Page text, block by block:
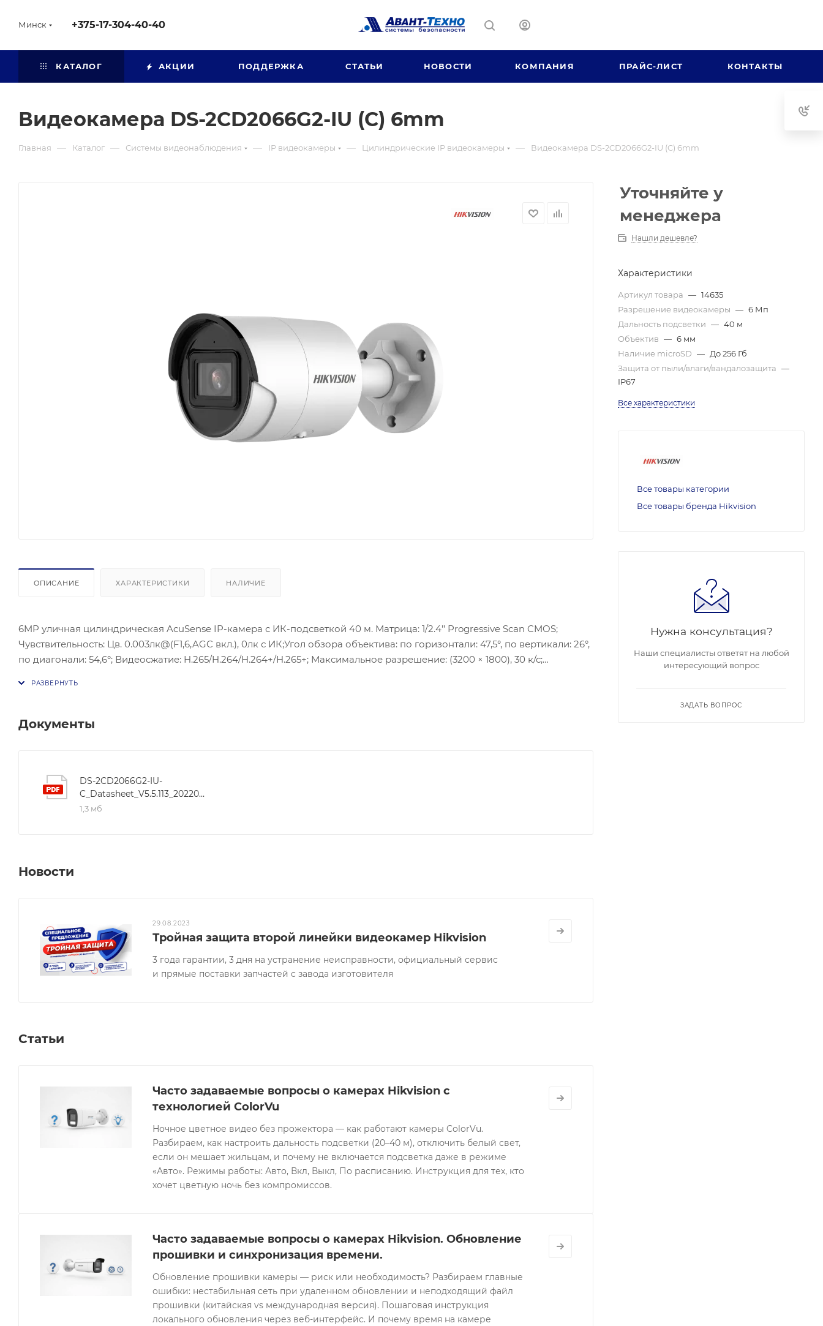
Минск +375-17-304-40-40
КАТАЛОГ АКЦИИ ПОДДЕРЖКА СТАТЬИ НОВОСТИ КОМПАНИЯ ПРАЙС-ЛИСТ КОНТАКТЫ
Видеокамера DS-2CD2066G2-IU (C) 6mm
Главная — Каталог — Системы видеонаблюдения — IP видеокамеры — Цилиндрические IP видеокамеры — Видеокамера DS-2CD2066G2-IU (C) 6mm
ОПИСАНИЕ ХАРАКТЕРИСТИКИ НАЛИЧИЕ
6MP уличная цилиндрическая AcuSense IP-камера с ИК-подсветкой 40 м. Матрица: 1/2.4’’ Progressive Scan CMOS;
Чувствительность: Цв. 0.003лк@(F1,6,AGC вкл.), 0лк с ИК;Угол обзора объектива: по горизонтали: 47,5°, по вертикали: 26°,
по диагонали: 54,6°; Видеосжатие: H.265/H.264/H.264+/H.265+; Максимальное разрешение: (3200 × 1800), 30 к/с;
Документы
DS-2CD2066G2-IU-
C_Datasheet_V5.5.113_20220607
1,3 мб
Новости
29.08.2023
Тройная защита второй линейки видеокамер Hikvision
3 года гарантии, 3 дня на устранение неисправности, официальный сервис
и прямые поставки запчастей с завода изготовителя
Статьи
Часто задаваемые вопросы о камерах Hikvision с
технологией ColorVu
Ночное цветное видео без прожектора — как работают камеры ColorVu.
Разбираем, как настроить дальность подсветки (20–40 м), отключить белый свет,
если он мешает жильцам, и почему не включается подсветка даже в режиме
«Авто». Режимы работы: Авто, Вкл, Выкл, По расписанию. Инструкция для тех, кто
хочет цветную ночь без компромиссов.
Часто задаваемые вопросы о камерах Hikvision. Обновление
прошивки и синхронизация времени.
Обновление прошивки камеры — риск или необходимость? Разбираем главные
ошибки: нестабильная сеть при удаленном обновлении и неподходящий файл
прошивки (китайская vs международная версия). Пошаговая инструкция
локального обновления через веб-интерфейс. И почему время на камере
Уточняйте у
менеджера
Нашли дешевле?
Характеристики
Артикул товара — 14635
Разрешение видеокамеры — 6 Мп
Дальность подсветки — 40 м
Объектив — 6 мм
Наличие microSD — До 256 Гб
Защита от пыли/влаги/вандалозащита —
IP67
Все характеристики
Все товары категории
Все товары бренда Hikvision
Нужна консультация?
Наши специалисты ответят на любой
интересующий вопрос
ЗАДАТЬ ВОПРОС